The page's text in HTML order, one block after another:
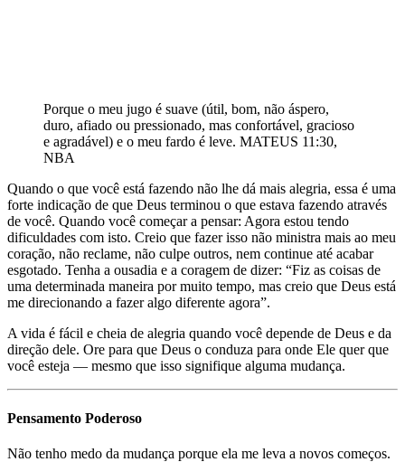
Porque o meu jugo é suave (útil, bom, não áspero,
duro, afiado ou pressionado, mas confortável, gracioso
e agradável) e o meu fardo é leve. MATEUS 11:30,
NBA
Quando o que você está fazendo não lhe dá mais alegria, essa é uma
forte indicação de que Deus terminou o que estava fazendo através
de você. Quando você começar a pensar: Agora estou tendo
dificuldades com isto. Creio que fazer isso não ministra mais ao meu
coração, não reclame, não culpe outros, nem continue até acabar
esgotado. Tenha a ousadia e a coragem de dizer: “Fiz as coisas de
uma determinada maneira por muito tempo, mas creio que Deus está
me direcionando a fazer algo diferente agora”.
A vida é fácil e cheia de alegria quando você depende de Deus e da
direção dele. Ore para que Deus o conduza para onde Ele quer que
você esteja — mesmo que isso signifique alguma mudança.
Pensamento Poderoso
Não tenho medo da mudança porque ela me leva a novos começos.